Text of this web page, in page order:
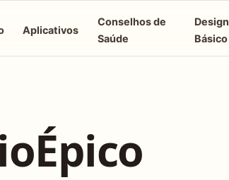
Aplicativos
Conselhos de
Saúde
Design
Básico